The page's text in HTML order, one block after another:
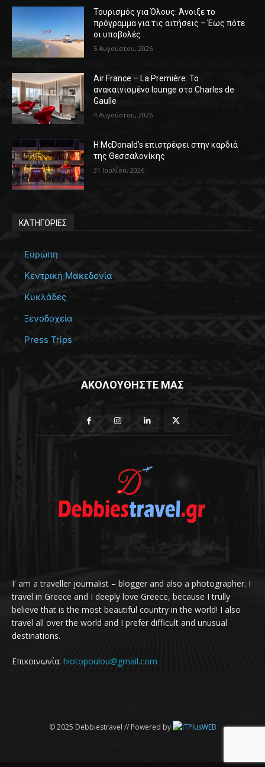
Τουρισμός για Όλους: Άνοιξε το
πρόγραμμα για τις αιτήσεις – Έως πότε
οι υποβολές
5 Αυγούστου, 2026
Air France – La Première: Το
ανακαινισμένο lounge στο Charles de
Gaulle
4 Αυγούστου, 2026
Η McDonald’s επιστρέφει στην καρδιά
της Θεσσαλονίκης
31 Ιουλίου, 2026
ΚΑΤΗΓΟΡΙΕΣ
Ευρώπη
Κεντρική Μακεδονία
Κυκλάδες
Ξενοδοχεία
Press Trips
ΑΚΟΛΟΥΘΗΣΤΕ ΜΑΣ
I' am a traveller journalist – blogger and also a photographer. I
travel in Greece and I deeply love Greece, because I trully
believe that is the most beautiful country in the world! I also
travel all over the world and I prefer difficult and unusual
destinations.
Επικοινωνία: hiotopoulou@gmail.com
© 2025 Debbiestravel // Powered by